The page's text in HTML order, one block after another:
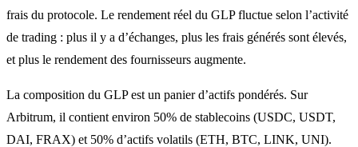
frais du protocole. Le rendement réel du GLP fluctue selon l’activité
de trading : plus il y a d’échanges, plus les frais générés sont élevés,
et plus le rendement des fournisseurs augmente.
La composition du GLP est un panier d’actifs pondérés. Sur
Arbitrum, il contient environ 50% de stablecoins (USDC, USDT,
DAI, FRAX) et 50% d’actifs volatils (ETH, BTC, LINK, UNI).